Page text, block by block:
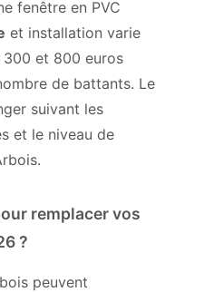
fenêtre en PVC
et installation varie
300 et 800 euros
de battants. Le
suivant les
et le niveau de
remplacer vos
?
peuvent